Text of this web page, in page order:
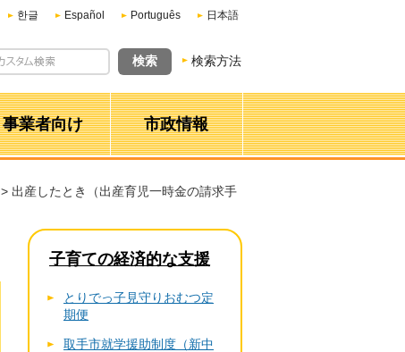
한글 Español Português
日本語
検索方法
事業者向け 市政情報
> 出産したとき（出産育児一時金の請求手
子育ての経済的な支援
とりでっ子見守りおむつ定
期便
取手市就学援助制度（新中